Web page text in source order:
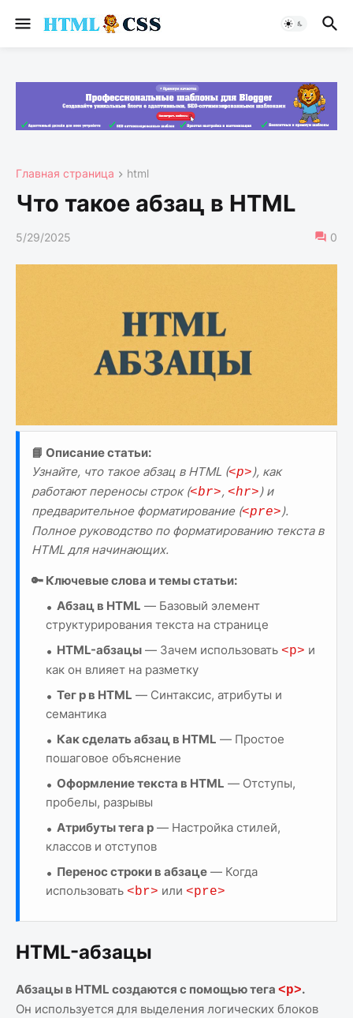
Главная страница html
Что такое абзац в HTML
5/29/2025 0
📘 Описание статьи:
Узнайте, что такое абзац в HTML (<p>), как
работают переносы строк (<br>, <hr>) и
предварительное форматирование (<pre>).
Полное руководство по форматированию текста в
HTML для начинающих.
🔑 Ключевые слова и темы статьи:
Абзац в HTML — Базовый элемент
структурирования текста на странице
HTML-абзацы — Зачем использовать <p> и
как он влияет на разметку
Тег p в HTML — Синтаксис, атрибуты и
семантика
Как сделать абзац в HTML — Простое
пошаговое объяснение
Оформление текста в HTML — Отступы,
пробелы, разрывы
Атрибуты тега p — Настройка стилей,
классов и отступов
Перенос строки в абзаце — Когда
использовать <br> или <pre>
HTML-абзацы
Абзацы в HTML создаются с помощью тега <p>.
Он используется для выделения логических блоков